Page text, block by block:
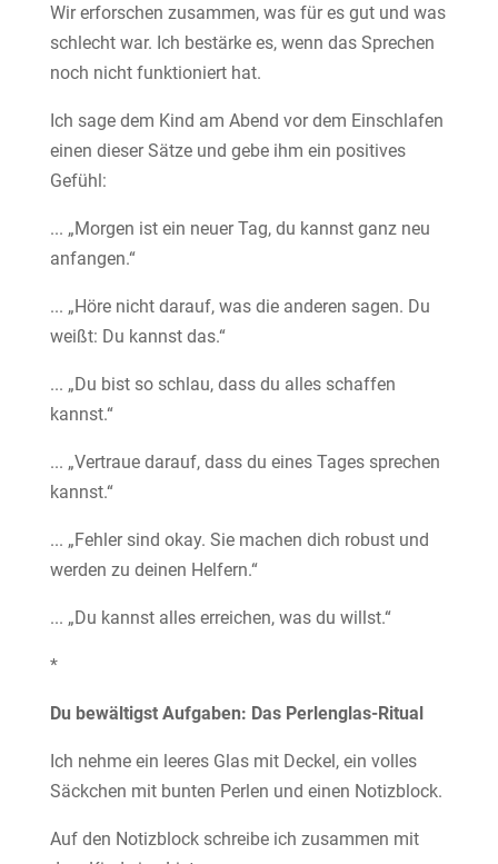
Wir erforschen zusammen, was für es gut und was
schlecht war. Ich bestärke es, wenn das Sprechen
noch nicht funktioniert hat.
Ich sage dem Kind am Abend vor dem Einschlafen
einen dieser Sätze und gebe ihm ein positives
Gefühl:
... „Morgen ist ein neuer Tag, du kannst ganz neu
anfangen.“
... „Höre nicht darauf, was die anderen sagen. Du
weißt: Du kannst das.“
... „Du bist so schlau, dass du alles schaffen
kannst.“
... „Vertraue darauf, dass du eines Tages sprechen
kannst.“
... „Fehler sind okay. Sie machen dich robust und
werden zu deinen Helfern.“
... „Du kannst alles erreichen, was du willst.“
*
Du bewältigst Aufgaben: Das Perlenglas-Ritual
Ich nehme ein leeres Glas mit Deckel, ein volles
Säckchen mit bunten Perlen und einen Notizblock.
Auf den Notizblock schreibe ich zusammen mit